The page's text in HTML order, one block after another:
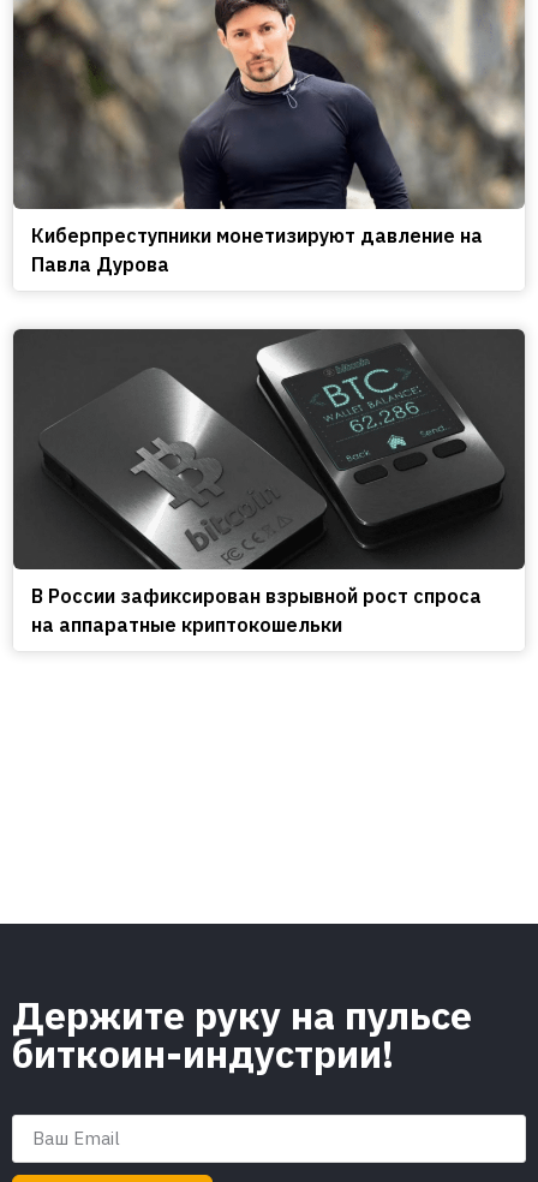
Киберпреступники монетизируют давление на
Павла Дурова
В России зафиксирован взрывной рост спроса
на аппаратные криптокошельки
Держите руку на пульсе
биткоин-индустрии!